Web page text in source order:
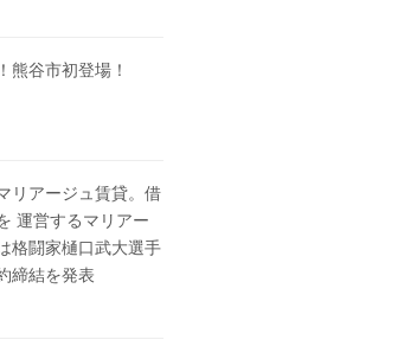
熊谷市初登場！
リアージュ賃貸。借
運営するマリアー
格闘家樋口武大選手
締結を発表